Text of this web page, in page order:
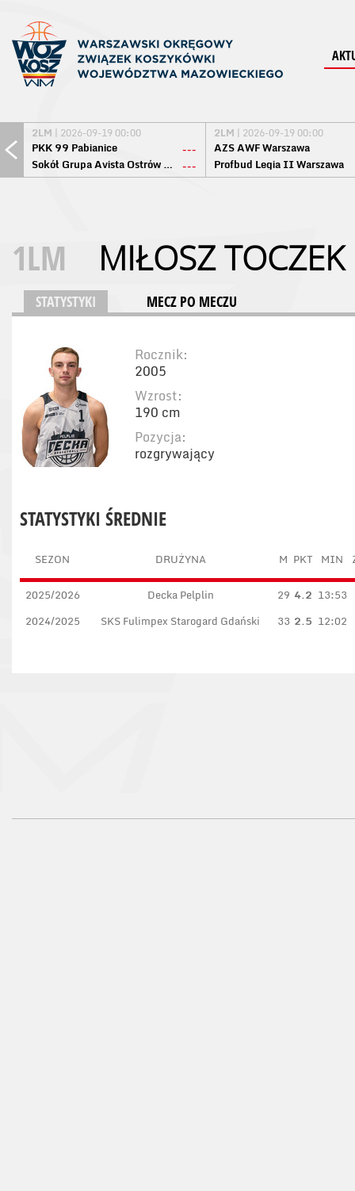
2LM | 2026-09-19 00:00
PKK 99 Pabianice
---
Sokół Grupa Avista Ostrów Maz. ---
2LM | 2026-09-19 00:00
AZS AWF Warszawa
Profbud Legia II Warszawa
1LM MIŁOSZ TOCZEK
STATYSTYKI MECZ PO MECZU
Rocznik:
2005
Wzrost:
190 cm
Pozycja:
rozgrywający
STATYSTYKI ŚREDNIE
SEZON DRUŻYNA M PKT MIN
2025/2026 Decka Pelplin 29 4.2 13:53
2024/2025
SKS Fulimpex Starogard Gdański 33 2.5 12:02